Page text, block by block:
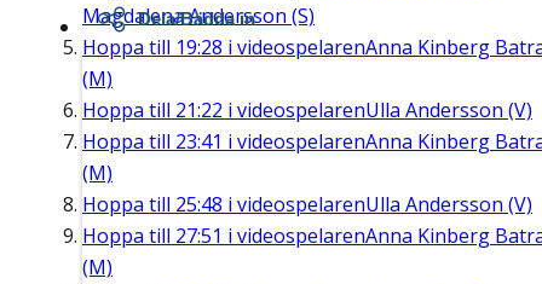
Magdalena Andersson (S)
Hoppa till 19:28 i videospelarenAnna Kinberg
(M)
Hoppa till 21:22 i videospelarenUlla Andersson (V)
Hoppa till 23:41 i videospelarenAnna Kinberg
(M)
Hoppa till 25:48 i videospelarenUlla Andersson (V)
Hoppa till 27:51 i videospelarenAnna Kinberg
(M)
Dela/Bädda in